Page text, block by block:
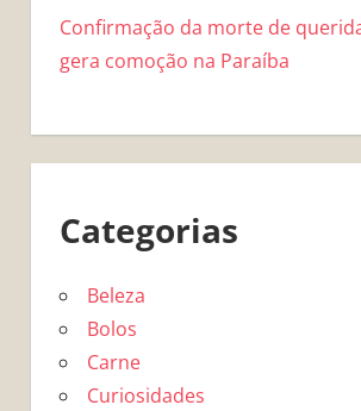
Confirmação da morte de
gera comoção na Paraíba
Categorias
Beleza
Bolos
Carne
Curiosidades